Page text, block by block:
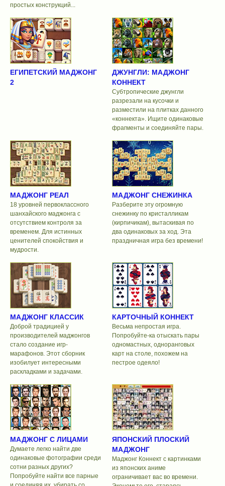
простых конструкций...
ЕГИПЕТСКИЙ МАДЖОНГ
2
ДЖУНГЛИ: МАДЖОНГ
КОННЕКТ
Субтропические джунгли
разрезали на кусочки и
разместили на плитках данного
«коннекта». Ищите одинаковые
фрагменты и соединяйте пары.
МАДЖОНГ РЕАЛ
18 уровней первоклассного
шанхайского маджонга с
отсутствием контроля за
временем. Для истинных
ценителей спокойствия и
мудрости.
МАДЖОНГ СНЕЖИНКА
Разберите эту огромную
снежинку по кристалликам
(кирпичикам), вытаскивая по
два одинаковых за ход. Эта
праздничная игра без времени!
МАДЖОНГ КЛАССИК
Доброй традицией у
производителей маджонгов
стало создание игр-
марафонов. Этот сборник
изобилует интересными
раскладками и задачами.
КАРТОЧНЫЙ КОННЕКТ
Весьма непростая игра.
Попробуйте-ка отыскать пары
одномастных, одноранговых
карт на столе, похожем на
пестрое одеяло!
МАДЖОНГ С ЛИЦАМИ
Думаете легко найти две
одинаковые фотографии среди
сотни разных других?
Попробуйте найти все парные
ЯПОНСКИЙ ПЛОСКИЙ
МАДЖОНГ
Маджонг Коннект с картинками
из японских аниме
ограничивает вас во времени.